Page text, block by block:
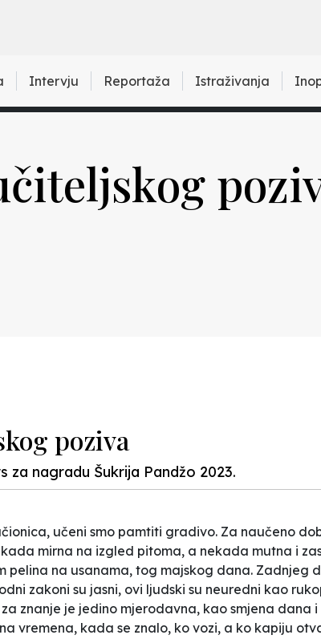
Intervju Reportaža Istraživanja
poziva
za nagradu Šukrija Pandžo 2023.
učeni smo pamtiti gradivo. Za naučeno
mirna na izgled pitoma, a nekada mutna i
pelina na usanama, tog majskog dana. Zadnjeg
zakoni su jasni, ovi ljudski su neuredni kao
znanje je jedino mjerodavna, kao smjena
vremena, kada se znalo, ko vozi, a ko kapiju